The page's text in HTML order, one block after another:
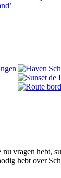
vragen hebt,
hebt over